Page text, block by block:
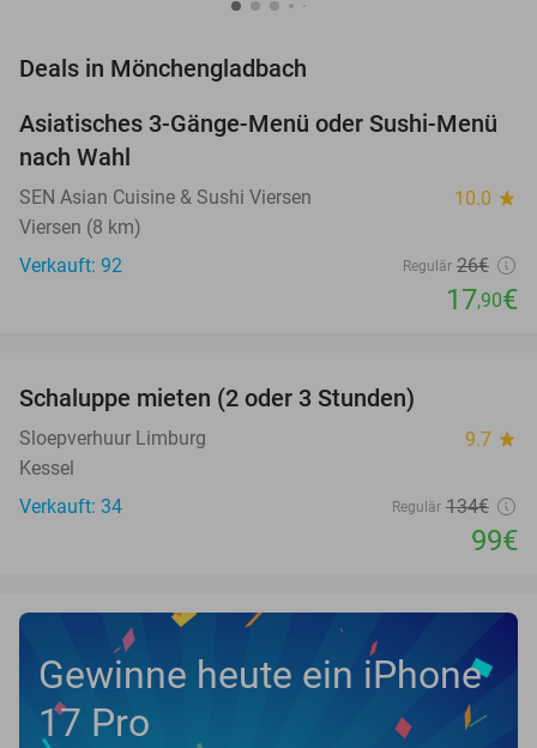
Deals in Mönchengladbach
31%
Asiatisches 3-Gänge-Menü oder Sushi-Menü
nach Wahl
SEN Asian Cuisine & Sushi Viersen 10.0 star
Viersen (8 km)
Verkauft: 92
Regulär 26€
17,90€
TODAY
Schaluppe mieten (2 oder 3 Stunden)
Sloepverhuur Limburg 9.7 star
Kessel
Verkauft: 34
Regulär 134€
99€
Gewinne heute ein iPhone
17 Pro